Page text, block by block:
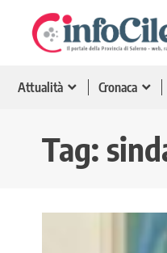
Attualità Cronaca
Tag: